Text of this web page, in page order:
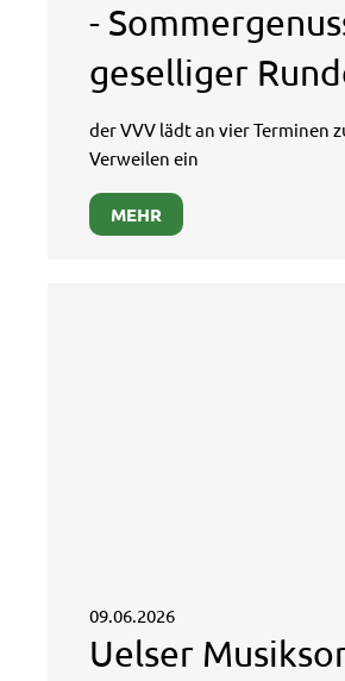
-
geselliger
der VVV lädt an vier Terminen
Verweilen ein
MEHR
09.06.2026
Uelser